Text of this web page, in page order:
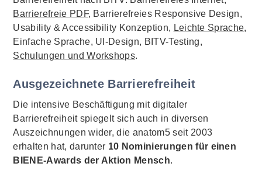
Barrierefreie PDF, Barrierefreies Responsive Design,
Usability & Accessibility Konzeption, Leichte Sprache,
Einfache Sprache, UI-Design, BITV-Testing,
Schulungen und Workshops.
Ausgezeichnete Barrierefreiheit
Die intensive Beschäftigung mit digitaler
Barrierefreiheit spiegelt sich auch in diversen
Auszeichnungen wider, die anatom5 seit 2003
erhalten hat, darunter 10 Nominierungen für einen
BIENE-Awards der Aktion Mensch.